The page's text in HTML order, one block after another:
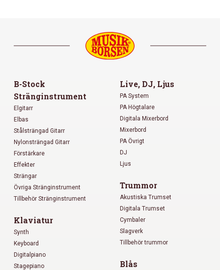
B-Stock
Stränginstrument
Elgitarr
Elbas
Stålsträngad Gitarr
Nylonsträngad Gitarr
Förstärkare
Effekter
Strängar
Övriga Stränginstrument
Tillbehör Stränginstrument
Klaviatur
Synth
Keyboard
Digitalpiano
Stagepiano
Live, DJ, Ljus
PA System
PA Högtalare
Digitala Mixerbord
Mixerbord
PA Övrigt
DJ
Ljus
Trummor
Akustiska Trumset
Digitala Trumset
Cymbaler
Slagverk
Tillbehör trummor
Blås